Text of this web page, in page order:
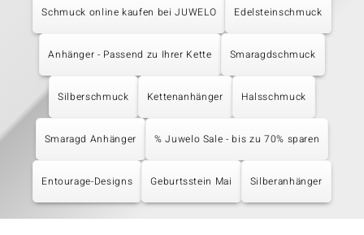
Schmuck online kaufen bei JUWELO Edelsteinschmuck
Anhänger - Passend zu Ihrer Kette Smaragdschmuck
Silberschmuck Kettenanhänger Halsschmuck
Smaragd Anhänger % Juwelo Sale - bis zu 70% sparen
Entourage-Designs Geburtsstein Mai Silberanhänger